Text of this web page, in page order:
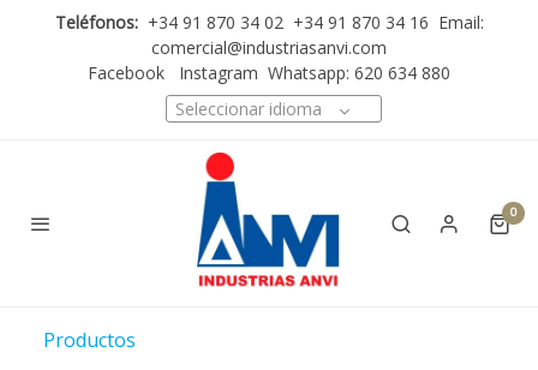
Teléfonos: +34 91 870 34 02 +34 91 870 34 16 Email:
comercial@industriasanvi.com
Facebook
Instagram Whatsapp: 620 634 880
Seleccionar idioma
0
Productos